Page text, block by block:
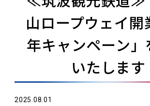
山ロープウェイ開
年キャンペーン」
いたします
2025.08.01